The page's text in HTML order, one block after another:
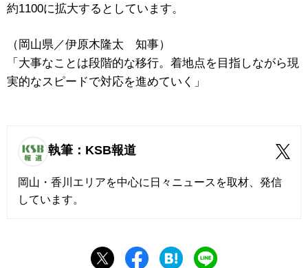
約1100に拡大するとしています。
（岡山県／伊原木隆太 知事）
「大事なことは段階的な移行。着地点を目指しながら現
実的なスピードで対応を進めていく」
執筆：KSB報道
岡山・香川エリアを中心に日々ニュースを取材、発信
しています。